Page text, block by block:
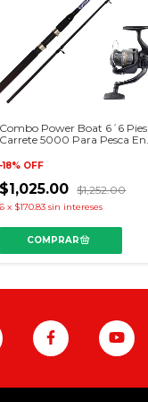
Combo Power Boat 6´6 Pies
Carrete 5000 Para Pesca En
-18% OFF
$1,025.00 $1,252.00
6 x $170.83 sin intereses